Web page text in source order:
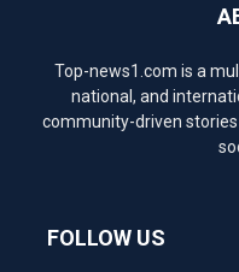
Top-news1.com is a
national, and
community-driven
FOLLOW US